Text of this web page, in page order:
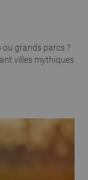
ou grands parcs ?
villes mythiques